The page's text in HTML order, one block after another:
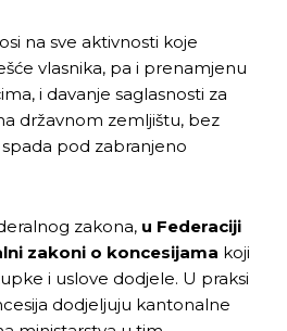
na sve aktivnosti koje
vlasnika, pa i prenamjenu
i davanje saglasnosti za
državnom zemljištu, bez
pod zabranjeno
zakona, u Federaciji
zakoni o koncesijama koji
i uslove dodjele. U praksi
dodjeljuju kantonalne